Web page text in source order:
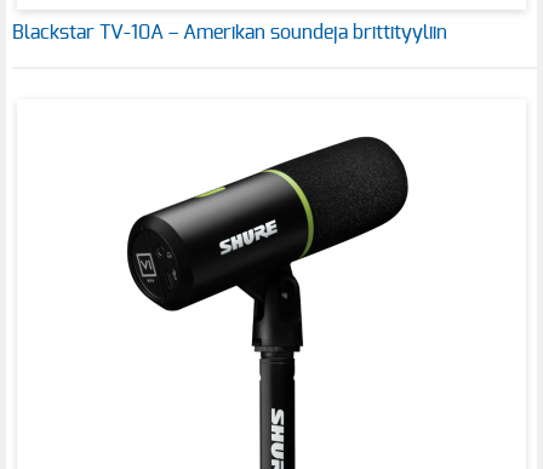
Blackstar TV-10A – Amerikan soundeja brittityyliin